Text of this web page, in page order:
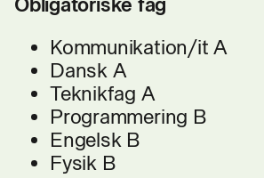
Obligatoriske fag
Kommunikation/it A
Dansk A
Teknikfag A
Programmering B
Engelsk B
Fysik B